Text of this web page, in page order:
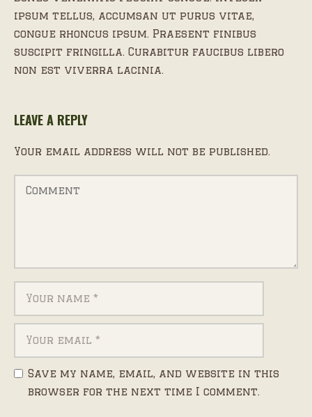
ipsum tellus, accumsan ut purus vitae,
congue rhoncus ipsum. Praesent finibus
suscipit fringilla. Curabitur faucibus libero
non est viverra lacinia.
LEAVE A REPLY
Your email address will not be published.
Save my name, email, and website in this
browser for the next time I comment.